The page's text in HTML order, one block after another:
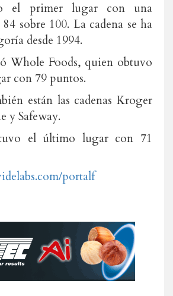
el primer lugar con una
sobre 100. La cadena se ha
desde 1994.
Whole Foods, quien obtuvo
con 79 puntos.
están las cadenas Kroger
y Safeway.
el último lugar con 71
portalf